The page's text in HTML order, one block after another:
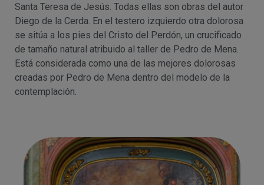
Santa Teresa de Jesús. Todas ellas son obras del autor
Diego de la Cerda. En el testero izquierdo otra dolorosa
se sitúa a los pies del Cristo del Perdón, un crucificado
de tamaño natural atribuido al taller de Pedro de Mena.
Está considerada como una de las mejores dolorosas
creadas por Pedro de Mena dentro del modelo de la
contemplación.